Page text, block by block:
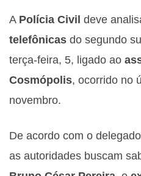
A Polícia Civil deve
telefônicas do segundo
terça-feira, 5, ligado ao
Cosmópolis, ocorrido no
novembro.
De acordo com o
as autoridades buscam